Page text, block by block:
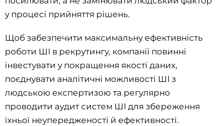
у процесі прийняття рішень.
Щоб забезпечити максимальну ефективність
роботи ШІ в рекрутингу, компанії повинні
інвестувати у покращення якості даних,
поєднувати аналітичні можливості ШІ з
людською експертизою та регулярно
проводити аудит систем ШІ для збереження
їхньої неупередженості й ефективності.